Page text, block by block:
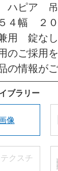
ハピア
４幅 ２
用 錠な
のご採用
の情報が
ブラリー
像
クスチ